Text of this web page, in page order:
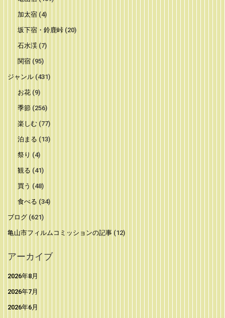
加太宿(4)
坂下宿・鈴鹿峠(20)
石水渓(7)
関宿(95)
ジャンル (431)
お花(9)
季節 (256)
楽しむ (77)
泊まる (13)
祭り (4)
観る (41)
買う (48)
食べる (34)
ブログ (621)
亀山市フィルムコミッションの記事 (12)
アーカイブ
2026年8月
2026年7月
2026年6月